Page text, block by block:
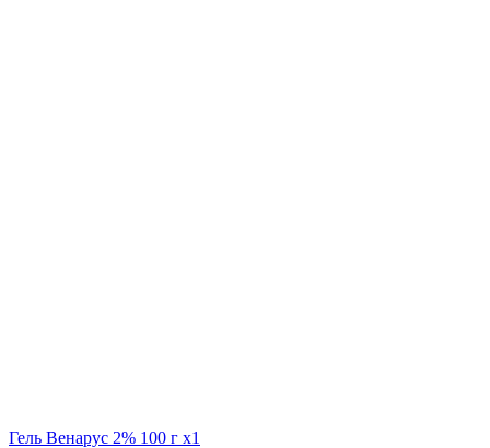
Гель Венарус 2% 100 г x1